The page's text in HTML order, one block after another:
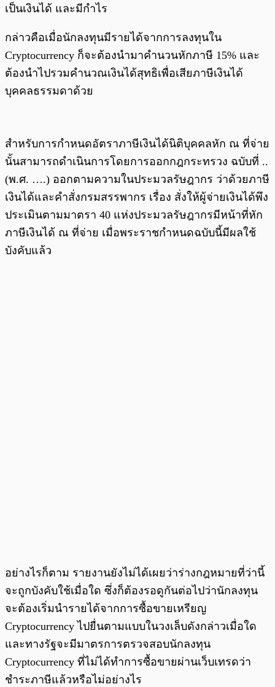
เป็นเงินได้ และมีกำไร
กล่าวคือเมื่อนักลงทุนมีรายได้จากการลงทุนใน
Cryptocurrency ก็จะต้องนำมาคำนวนหักภาษี 15% และ
ต้องนำไปรวมคำนวณเงินได้สุทธิเพื่อเสียภาษีเงินได้
บุคคลธรรมดาด้วย
สำหรับการกำหนดอัตราภาษีเงินได้นิติบุคคลหัก ณ ที่จ่าย
นั้นสามารถดำเนินการโดยการออกกฎกระทรวง ฉบับที่ ..
(พ.ศ. ….) ออกตามความในประมวลรัษฎากร ว่าด้วยภาษี
เงินได้และคำสั่งกรมสรรพากร เรื่อง สั่งให้ผู้จ่ายเงินได้พึง
ประเมินตามมาตรา 40 แห่งประมวลรัษฎากรมีหน้าที่หัก
ภาษีเงินได้ ณ ที่จ่าย เมื่อพระราชกำหนดฉบับนี้มีผลใช้
บังคับแล้ว
อย่างไรก็ตาม รายงานยังไม่ได้เผยว่าร่างกฎหมายที่ว่านี้
จะถูกบังคับใช้เมื่อใด ซึ่งก็ต้องรอดูกันต่อไปว่านักลงทุน
จะต้องเริ่มนำรายได้จากการซื้อขายเหรียญ
Cryptocurrency ไปยื่นตามแบบในวงเล็บดังกล่าวเมื่อใด
และทางรัฐจะมีมาตรการตรวจสอบนักลงทุน
Cryptocurrency ที่ไม่ได้ทำการซื้อขายผ่านเว็บเทรดว่า
ชำระภาษีแล้วหรือไม่อย่างไร